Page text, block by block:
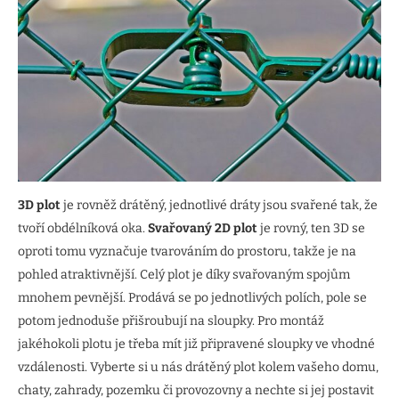
3D plotje rovněž drátěný, jednotlivé dráty jsou svařené tak, že
tvoří obdélníková oka. Svařovaný 2D plotje rovný, ten 3D se
oproti tomu vyznačuje tvarováním do prostoru, takže je na
pohled atraktivnější. Celý plot je díky svařovaným spojům
mnohem pevnější. Prodává se po jednotlivých polích, pole se
potom jednoduše přišroubují na sloupky. Pro montáž
jakéhokoli plotu je třeba mít již připravené sloupky ve vhodné
vzdálenosti. Vyberte si u nás drátěný plot kolem vašeho domu,
chaty, zahrady, pozemku či provozovny a nechte si jej postavit